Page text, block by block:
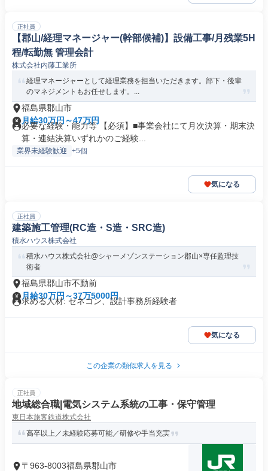
正社員
【郡山/経理マネージャー(幹部候補)】設備工事/月残業5H
程/転勤無 管理会計
株式会社内藤工業所
経理マネージャーとして経理業務を担当いただきます。部下・後輩
のマネジメントもお任せします。...
福島県郡山市
月給30万円～47万円
必要な経験・能力等 【必須】■事業会社にて月次決算・期末決
算・連結決算いずれかのご経験...
業界未経験歓迎 +5個
気になる
正社員
建築施工管理(RC造・S造・SRC造)
積水ハウス株式会社
積水ハウス株式会社@シャーメゾンステーション郡山×専任監理技
術者
福島県郡山市不動前
月給30万円～37万5000円
求める人材: ゼネコン、設計事務所経験者
気になる
この企業の類似求人を見る
正社員
地域総合職|電気システム系統の工事・保守管理
東日本旅客鉄道株式会社
高卒以上／未経験応募可能／研修や手当充実
〒963-8003福島県郡山市